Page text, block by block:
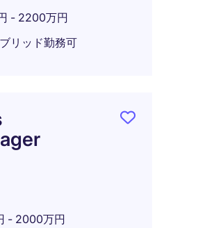
- 2200万円
リッド勤務可
- 2000万円